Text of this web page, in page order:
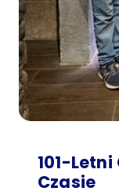
101-
Czasie